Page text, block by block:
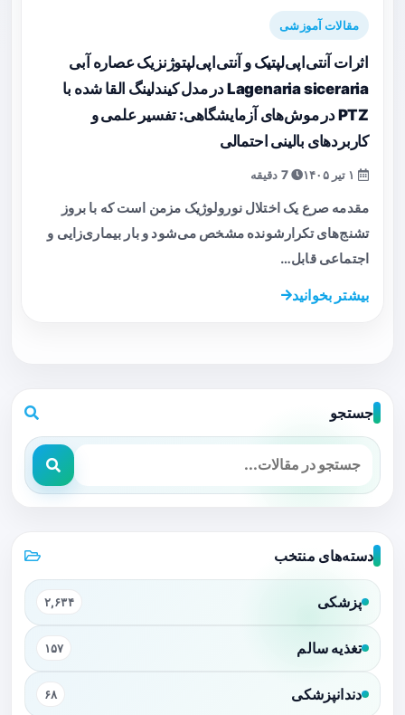
مقالات آموزشی
اثرات آنتی‌اپی‌لپتیک و آنتی‌اپی‌لپتوژنزیک عصاره آبی
Lagenaria siceraria در مدل کیندلینگ القا شده با
PTZ در موش‌های آزمایشگاهی: تفسیر علمی و
کاربردهای بالینی احتمالی
7 دقیقه
مقدمه صرع یک اختلال نورولوژیک مزمن است که با بروز
تشنج‌های تکرارشونده مشخص می‌شود و بار بیماری‌زایی و
اجتماعی قابل…
بیشتر بخوانید
جستجو
دسته‌های منتخب
پزشکی ۲,۶۳۴
تغذیه سالم ۱۵۷
دندانپزشکی ۶۸